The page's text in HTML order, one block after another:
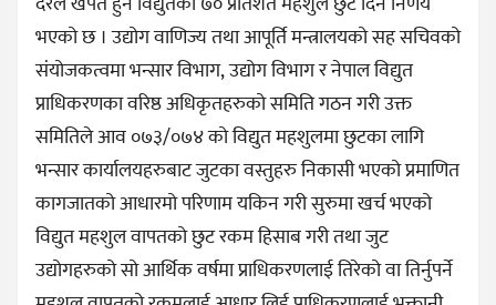
भएको छ । उद्योग वाणिज्य तथा आपूर्ति मन्त्रालयको सह सचिवको
संयोजकत्वमा भन्सार विभाग, उद्योग विभाग र नेपाल विद्युत
प्राधिकरणका वरिष्ठ अधिकृतहरुको समिति गठन गरी उक्त
समितिले आव ०७३/०७४ को विद्युत महशुलमा छुटका लागि
भन्सार कार्यालयहरुबाट जुटका वस्तुहरु निकासी भएको प्रमाणित
कागजातको आधारमो परिणाम यकिन गरी सुरुमा खर्च भएको
विद्युत महशुल वापतको छुट रकम हिसाब गरी तथा जुट
उद्योगहरुको सो आर्थिक वर्षमा प्राधिकरणलाई तिरेको वा तिर्नुपर्ने